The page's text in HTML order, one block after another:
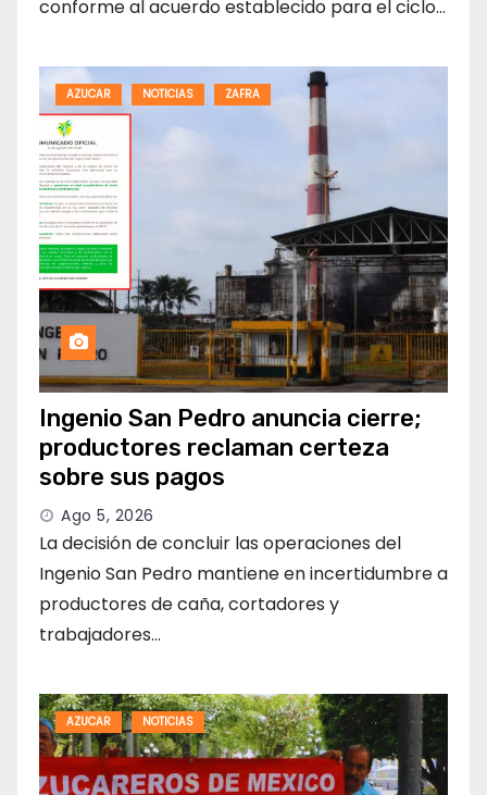
conforme al acuerdo establecido para el ciclo…
AZUCAR NOTICIAS ZAFRA
Ingenio San Pedro anuncia cierre;
productores reclaman certeza
sobre sus pagos
Ago 5, 2026
La decisión de concluir las operaciones del
Ingenio San Pedro mantiene en incertidumbre a
productores de caña, cortadores y
trabajadores…
AZUCAR NOTICIAS